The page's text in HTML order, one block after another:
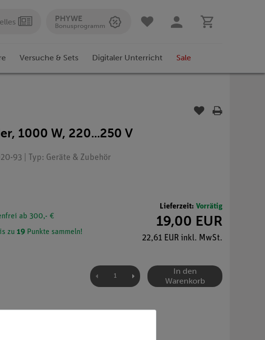
PHYWE
Bonusprogramm
Versuche & Sets Digitaler Unterricht Sale
1000 W, 220...250 V
93 | Typ: Geräte & Zubehör
ab 300,- €
zu 19 Punkte sammeln!
Lieferzeit: Vorrätig
19,00 EUR
22,61 EUR inkl. MwSt.
In den
Warenkorb